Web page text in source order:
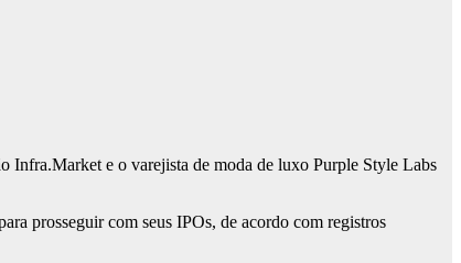
Infra.Market e o varejista de moda de luxo Purple Style Labs
prosseguir com seus IPOs, de acordo com registros